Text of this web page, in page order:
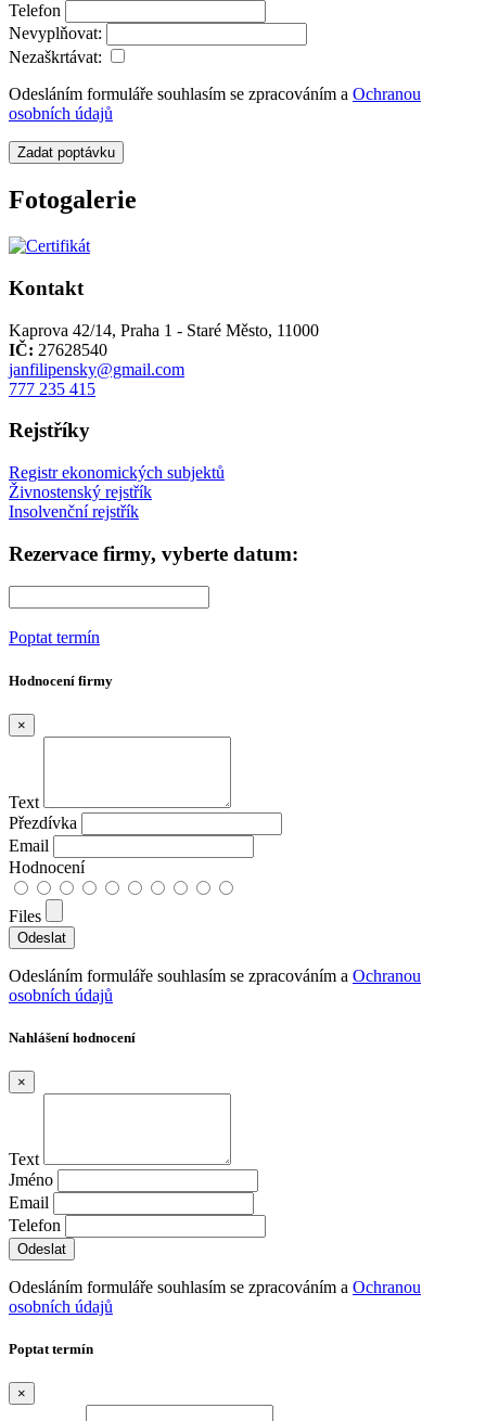
Telefon
Nevyplňovat:
Nezaškrtávat:
Odesláním formuláře souhlasím se zpracováním a Ochranou
osobních údajů
Zadat poptávku
Fotogalerie
Kontakt
Kaprova 42/14, Praha 1 - Staré Město, 11000
IČ: 27628540
janfilipensky@gmail.com
777 235 415
Rejstříky
Registr ekonomických subjektů
Živnostenský rejstřík
Insolvenční rejstřík
Rezervace firmy, vyberte datum:
Poptat termín
Hodnocení firmy
×
Text
Přezdívka
Email
Hodnocení
Files
Odesláním formuláře souhlasím se zpracováním a Ochranou
osobních údajů
Nahlášení hodnocení
×
Text
Jméno
Email
Telefon
Odesláním formuláře souhlasím se zpracováním a Ochranou
osobních údajů
Poptat termín
×